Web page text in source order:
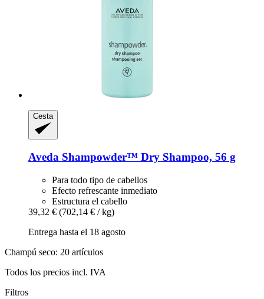
Cesta
Aveda Shampowder™ Dry Shampoo, 56 g
Para todo tipo de cabellos
Efecto refrescante inmediato
Estructura el cabello
39,32 € (702,14 € / kg)
Entrega hasta el 18 agosto
Champú seco: 20 artículos
Todos los precios incl. IVA
Filtros